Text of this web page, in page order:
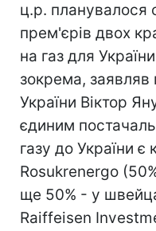
ц.р. планувалося
прем'єрів двох
на газ для
зокрема, заявляв
України Віктор
єдиним
газу до України є
Rosukrenergo
ще 50% - у
Raiffeisen